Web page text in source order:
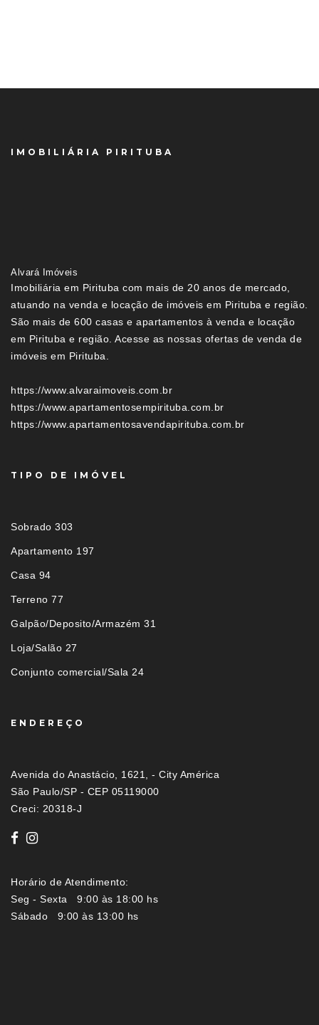
IMOBILIÁRIA PIRITUBA
Alvará Imóveis
Imobiliária em Pirituba com mais de 20 anos de mercado,
atuando na venda e locação de imóveis em Pirituba e região.
São mais de 600 casas e apartamentos à venda e locação
em Pirituba e região. Acesse as nossas ofertas de venda de
imóveis em Pirituba.
https://www.alvaraimoveis.com.br
https://www.apartamentosempirituba.com.br
https://www.apartamentosavendapirituba.com.br
TIPO DE IMÓVEL
Sobrado 303
Apartamento 197
Casa 94
Terreno 77
Galpão/Deposito/Armazém 31
Loja/Salão 27
Conjunto comercial/Sala 24
ENDEREÇO
Avenida do Anastácio, 1621, - City América
São Paulo/SP - CEP 05119000
Creci: 20318-J
Horário de Atendimento:
Seg - Sexta 9:00 às 18:00 hs
Sábado 9:00 às 13:00 hs